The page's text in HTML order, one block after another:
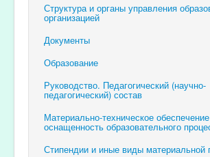
Структура и органы управления
организацией
Документы
Образование
Руководство. Педагогический (научно-
педагогический) состав
Материально-техническое
оснащенность образовательного
Стипендии и иные виды материальной